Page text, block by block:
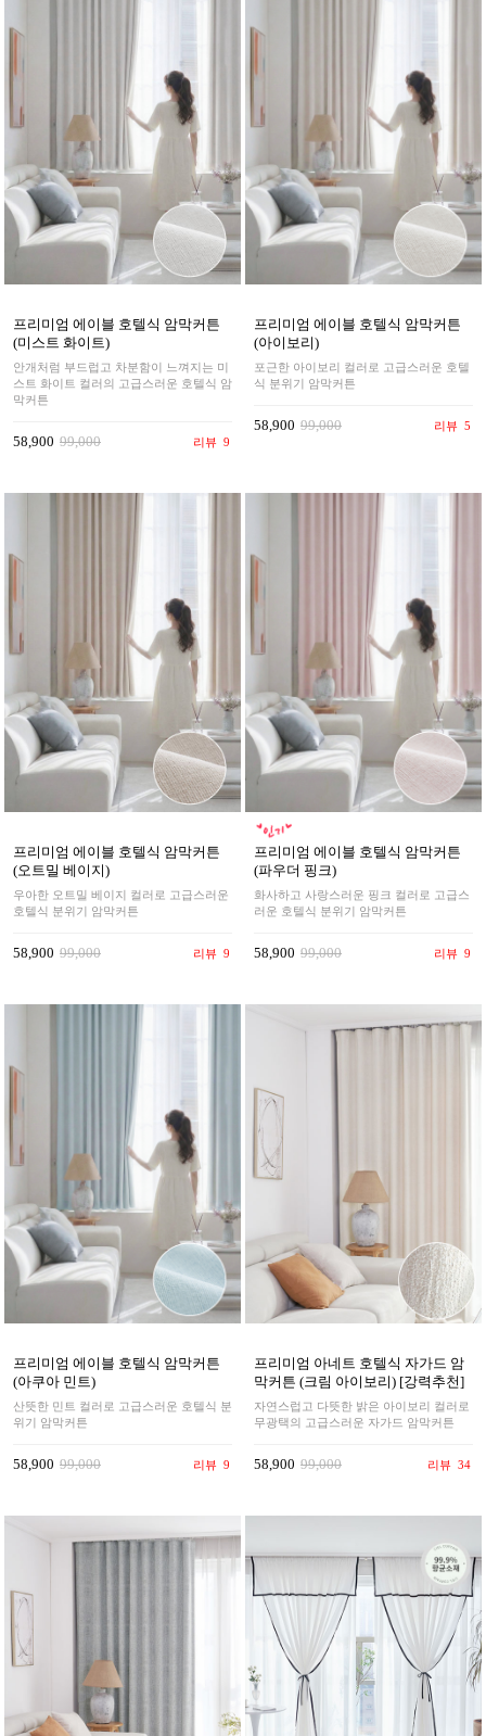
프리미엄 에이블 호텔식 암막커튼
(미스트 화이트)
안개처럼 부드럽고 차분함이 느껴지는 미
스트 화이트 컬러의 고급스러운 호텔식 암
막커튼
58,900 99,000 리뷰 9
프리미엄 에이블 호텔식 암막커튼
(아이보리)
포근한 아이보리 컬러로 고급스러운 호텔
식 분위기 암막커튼
58,900 99,000 리뷰 5
프리미엄 에이블 호텔식 암막커튼
(오트밀 베이지)
우아한 오트밀 베이지 컬러로 고급스러운
호텔식 분위기 암막커튼
58,900 99,000 리뷰 9
프리미엄 에이블 호텔식 암막커튼
(파우더 핑크)
화사하고 사랑스러운 핑크 컬러로 고급스
러운 호텔식 분위기 암막커튼
58,900 99,000 리뷰 9
프리미엄 에이블 호텔식 암막커튼
(아쿠아 민트)
산뜻한 민트 컬러로 고급스러운 호텔식 분
위기 암막커튼
58,900 99,000 리뷰 9
프리미엄 아네트 호텔식 자가드 암
막커튼 (크림 아이보리) [강력추천]
자연스럽고 다뜻한 밝은 아이보리 컬러로
무광택의 고급스러운 자가드 암막커튼
58,900 99,000 리뷰 34